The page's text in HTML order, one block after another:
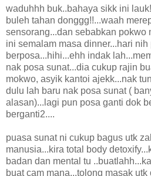
waduhhh buk..bahaya sikk ini
buleh tahan donggg!!...waah
sensorang...dan sebabkan
ini semalam masa dinner...hari
berposa...hihi...ehh indak
nak posa sunat...dia cukup rajin
mokwo, asyik kantoi ajekk...nak
dulu lah baru nak posa sunat (
alasan)...lagi pun posa ganti dok
berganti2....
puasa sunat ni cukup bagus utk
manusia...kira total body
badan dan mental tu
buat cam mana...tolong masak